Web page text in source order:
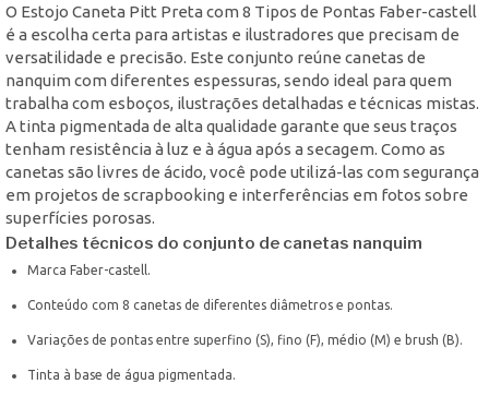
O Estojo Caneta Pitt Preta com 8 Tipos de Pontas Faber-castell
é a escolha certa para artistas e ilustradores que precisam de
versatilidade e precisão. Este conjunto reúne canetas de
nanquim com diferentes espessuras, sendo ideal para quem
trabalha com esboços, ilustrações detalhadas e técnicas mistas.
A tinta pigmentada de alta qualidade garante que seus traços
tenham resistência à luz e à água após a secagem. Como as
canetas são livres de ácido, você pode utilizá-las com segurança
em projetos de scrapbooking e interferências em fotos sobre
superfícies porosas.
Detalhes técnicos do conjunto de canetas nanquim
Marca Faber-castell.
Conteúdo com 8 canetas de diferentes diâmetros e pontas.
Variações de pontas entre superfino (S), fino (F), médio (M) e brush (B).
Tinta à base de água pigmentada.